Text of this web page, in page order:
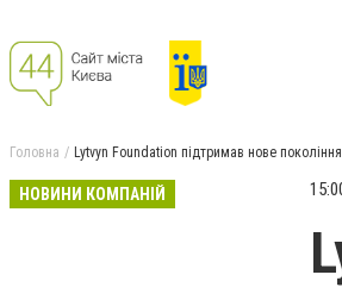
Головна Lytvyn Foundation підтримав нове
НОВИНИ КОМПАНІЙ